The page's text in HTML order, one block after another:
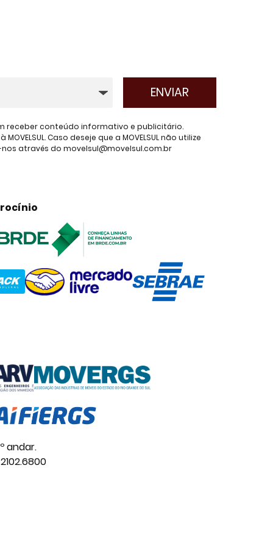
receber conteúdo informativo e publicitário.
Caso deseje que a MOVELSUL não utilize
através do movelsul@movelsul.com.br
andar.